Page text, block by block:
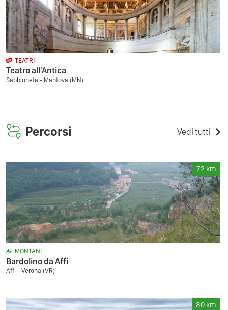
TEATRI
Teatro all'Antica
Sabbioneta - Mantova (MN)
Percorsi Vedi tutti
72 km
MONTANI
Bardolino da Affi
Affi - Verona (VR)
80 km